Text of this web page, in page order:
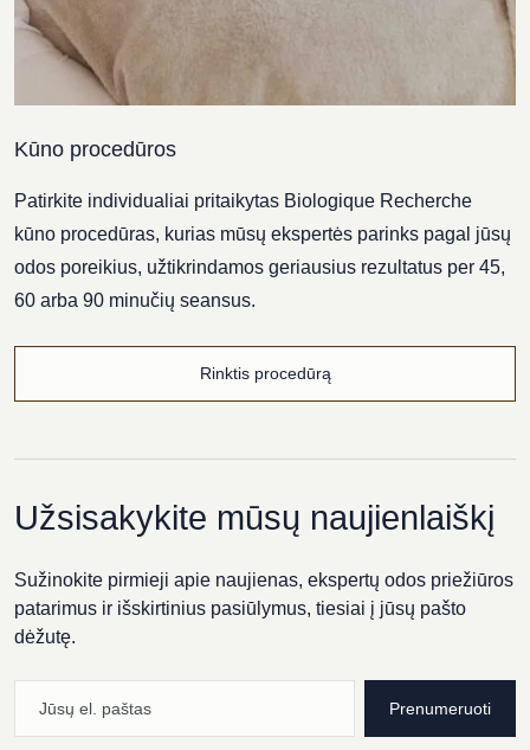
Kūno procedūros
Patirkite individualiai pritaikytas Biologique Recherche
kūno procedūras, kurias mūsų ekspertės parinks pagal jūsų
odos poreikius, užtikrindamos geriausius rezultatus per 45,
60 arba 90 minučių seansus.
Rinktis procedūrą
Užsisakykite mūsų naujienlaiškį
Sužinokite pirmieji apie naujienas, ekspertų odos priežiūros
patarimus ir išskirtinius pasiūlymus, tiesiai į jūsų pašto
dėžutę.
Prenumeruoti